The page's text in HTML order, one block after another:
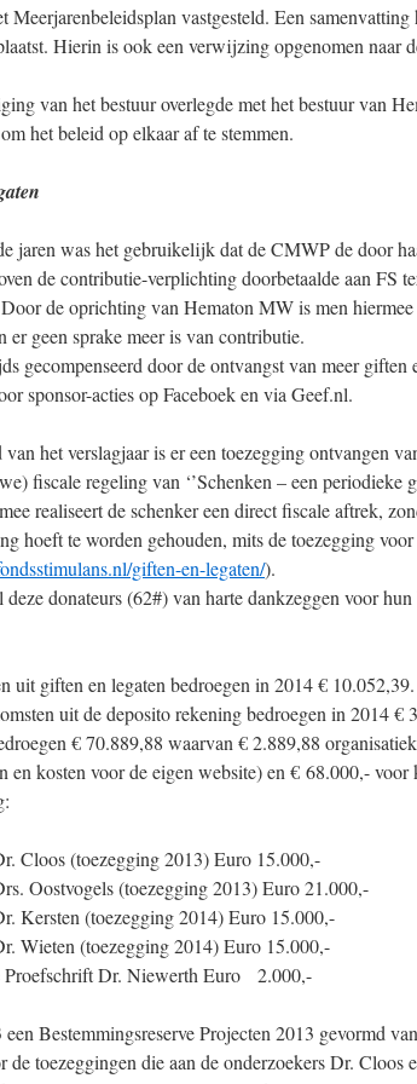
Meerjarenbeleidsplan vastgesteld. Een
Hierin is ook een verwijzing opgenomen naar
van het bestuur overlegde met het bestuur van
het beleid op elkaar af te stemmen.
jaren was het gebruikelijk dat de CMWP de door
de contributie-verplichting doorbetaalde aan FS
de oprichting van Hematon MW is men hiermee
er geen sprake meer is van contributie.
gecompenseerd door de ontvangst van meer giften
sponsor-acties op Faceboek en via Geef.nl.
het verslagjaar is er een toezegging ontvangen
fiscale regeling van ‘’Schenken – een periodieke
realiseert de schenker een direct fiscale aftrek,
hoeft te worden gehouden, mits de toezegging
giften-en-legaten/).
donateurs (62#) van harte dankzeggen voor
uit giften en legaten bedroegen in 2014 € 10.052,39.
uit de deposito rekening bedroegen in 2014 €
€ 70.889,88 waarvan € 2.889,88
en kosten voor de eigen website) en € 68.000,- voor
Cloos (toezegging 2013) Euro 15.000,-
Oostvogels (toezegging 2013) Euro 21.000,-
Kersten (toezegging 2014) Euro 15.000,-
Wieten (toezegging 2014) Euro 15.000,-
Proefschrift Dr. Niewerth Euro 2.000,-
Bestemmingsreserve Projecten 2013 gevormd
de toezeggingen die aan de onderzoekers Dr. Cloos